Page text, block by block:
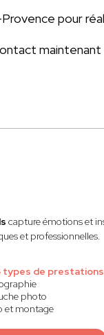
pour
capture émotions et
et professionnelles.
types de prestations
photo
et montage